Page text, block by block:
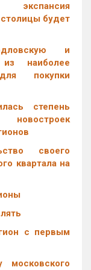
экспансия
будет
и
наиболее
покупки
степень
своего
квартала на
с первым
московского